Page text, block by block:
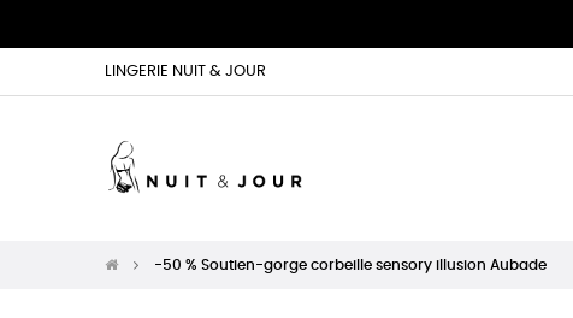
LINGERIE NUIT & JOUR
-50 % Soutien-gorge corbeille sensory illusion Aubade